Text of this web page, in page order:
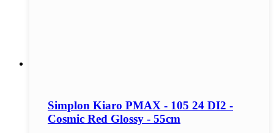
Simplon Kiaro PMAX - 105 24 DI2 -
Cosmic Red Glossy - 55cm